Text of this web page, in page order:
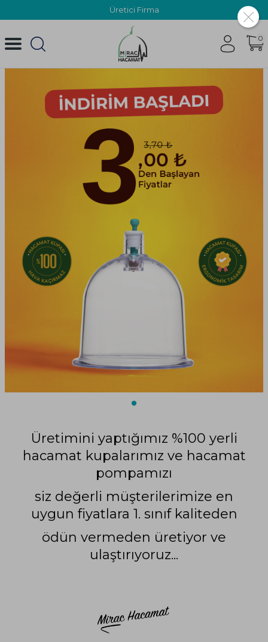
Hava KaçırmazGarantili Kupalar
0
Üretimini yaptığımız %100 yerli
hacamat kupalarımız ve hacamat
pompamızı
siz değerli müşterilerimize en
uygun fiyatlara 1. sınıf kaliteden
ödün vermeden üretiyor ve
ulaştırıyoruz...